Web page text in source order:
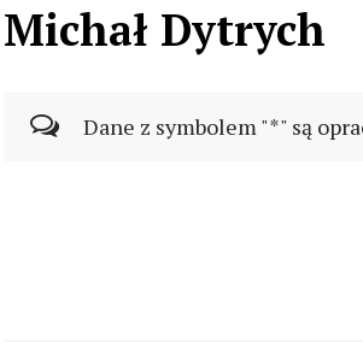
Michał Dytrych
Dane z symbolem "*" są